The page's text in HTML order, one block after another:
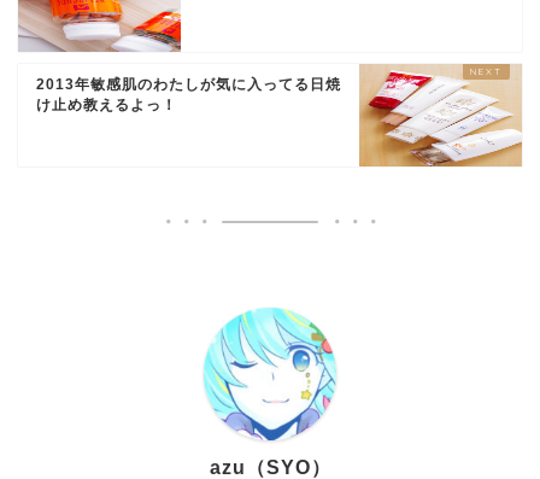
2013年敏感肌のわたしが気に入ってる日焼
け止め教えるよっ！
azu（SYO）